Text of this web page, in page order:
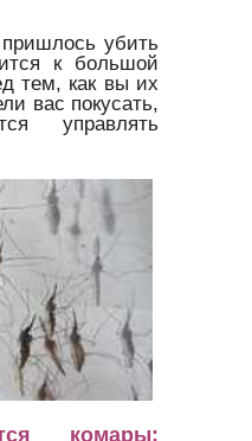
убить
к большой
тем, как вы их
вас покусать,
управлять
комары: